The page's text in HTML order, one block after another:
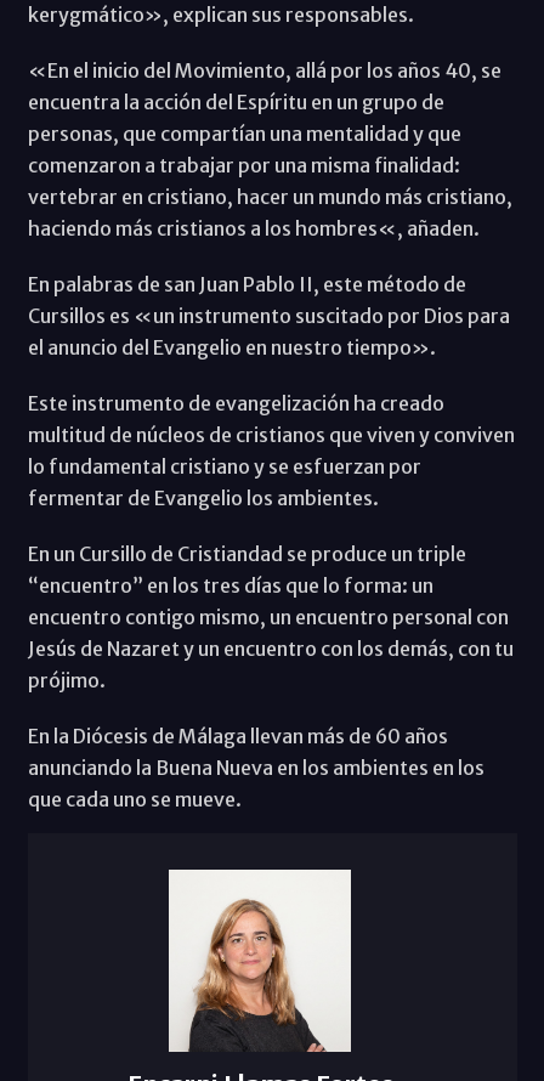
kerygmático», explican sus responsables.
«En el inicio del Movimiento, allá por los años 40, se
encuentra la acción del Espíritu en un grupo de
personas, que compartían una mentalidad y que
comenzaron a trabajar por una misma finalidad:
vertebrar en cristiano, hacer un mundo más cristiano,
haciendo más cristianos a los hombres«, añaden.
En palabras de san Juan Pablo II, este método de
Cursillos es «un instrumento suscitado por Dios para
el anuncio del Evangelio en nuestro tiempo».
Este instrumento de evangelización ha creado
multitud de núcleos de cristianos que viven y conviven
lo fundamental cristiano y se esfuerzan por
fermentar de Evangelio los ambientes.
En un Cursillo de Cristiandad se produce un triple
“encuentro” en los tres días que lo forma: un
encuentro contigo mismo, un encuentro personal con
Jesús de Nazaret y un encuentro con los demás, con tu
prójimo.
En la Diócesis de Málaga llevan más de 60 años
anunciando la Buena Nueva en los ambientes en los
que cada uno se mueve.